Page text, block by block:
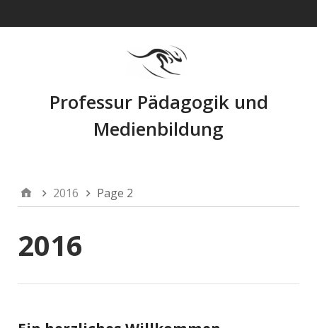
Professur Pädagogik und
Medienbildung
2016 Page 2
2016